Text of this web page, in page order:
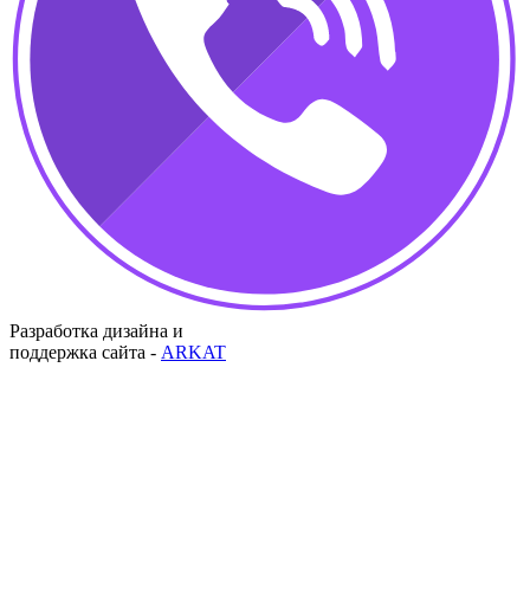
Разработка дизайна и
поддержка сайта - ARKAT